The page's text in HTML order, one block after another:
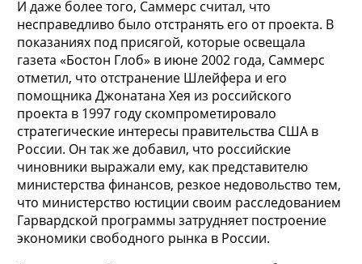
И даже более того, Саммерс считал, что
несправедливо было отстранять его от проекта. В
показаниях под присягой, которые освещала
газета «Бостон Глоб» в июне 2002 года, Саммерс
отметил, что отстранение Шлейфера и его
помощника Джонатана Хея из российского
проекта в 1997 году скомпрометировало
стратегические интересы правительства США в
России. Он так же добавил, что российские
чиновники выражали ему, как представителю
министерства финансов, резкое недовольство тем,
что министерство юстиции своим расследованием
Гарвардской программы затрудняет построение
экономики свободного рынка в России.